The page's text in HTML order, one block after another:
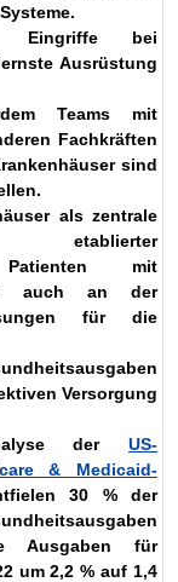
Eingriffe bei
Ausrüstung
Teams mit
Fachkräften
sind
als zentrale
etablierter
Patienten mit
auch an der
für die
Versorgung
der US-
& Medicaid-
30 % der
Ausgaben für
um 2,2 % auf 1,4